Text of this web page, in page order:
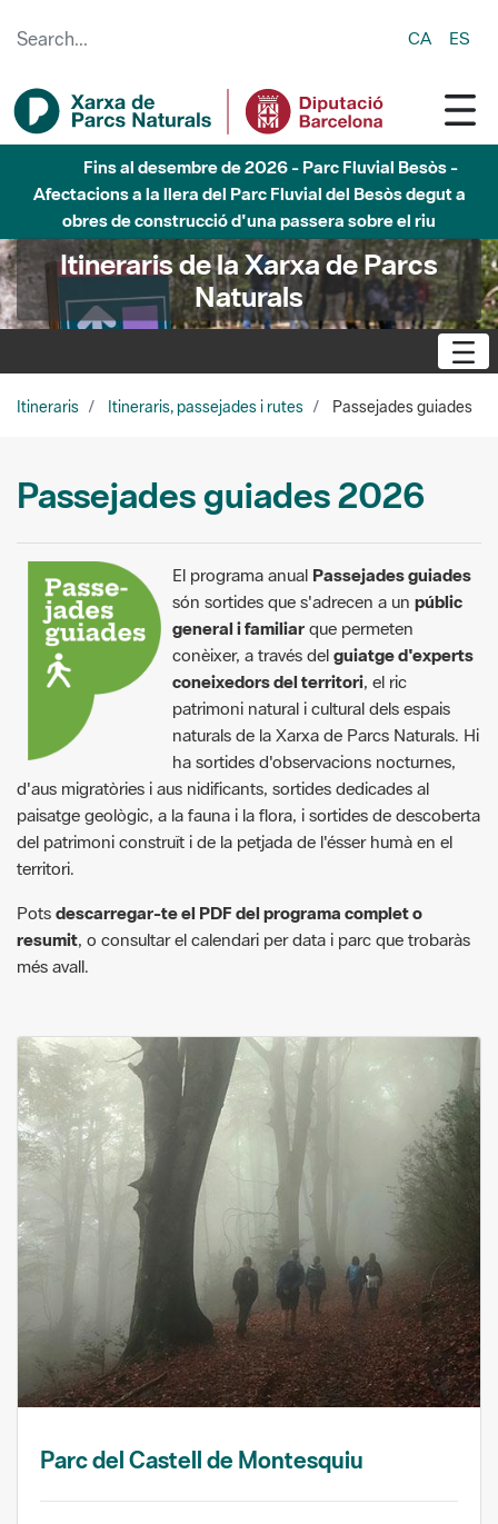
CA ES
Fins al desembre de 2026 - Parc Fluvial Besòs -
Afectacions a la llera del Parc Fluvial del Besòs degut a
obres de construcció d'una passera sobre el riu
Itineraris de la Xarxa de Parcs
Naturals
Itineraris Itineraris, passejades i rutes Passejades guiades
Passejades guiades 2026
El programa anual Passejades guiades
són sortides que s'adrecen a un públic
general i familiar que permeten
conèixer, a través del guiatge d'experts
coneixedors del territori, el ric
patrimoni natural i cultural dels espais
naturals de la Xarxa de Parcs Naturals. Hi
ha sortides d'observacions nocturnes,
d'aus migratòries i aus nidificants, sortides dedicades al
paisatge geològic, a la fauna i la flora, i sortides de descoberta
del patrimoni construït i de la petjada de l'ésser humà en el
territori.
Pots descarregar-te el PDF del programa complet o
resumit, o consultar el calendari per data i parc que trobaràs
més avall.
Parc del Castell de Montesquiu